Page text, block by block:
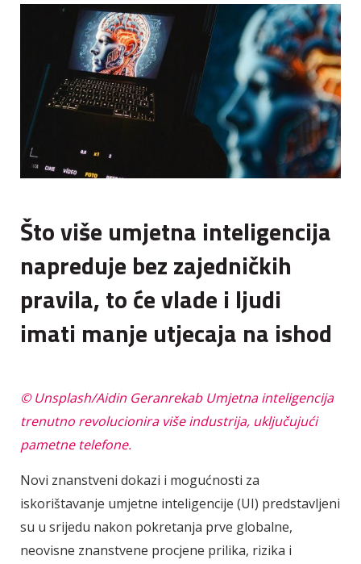
Što više umjetna inteligencija
napreduje bez zajedničkih
pravila, to će vlade i ljudi
imati manje utjecaja na ishod
© Unsplash/Aidin Geranrekab Umjetna inteligencija
trenutno revolucionira više industrija, uključujući
pametne telefone.
Novi znanstveni dokazi i mogućnosti za
iskorištavanje umjetne inteligencije (UI) predstavljeni
su u srijedu nakon pokretanja prve globalne,
neovisne znanstvene procjene prilika, rizika i